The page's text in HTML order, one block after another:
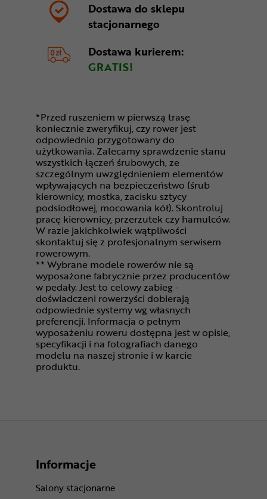
Dostawa do sklepu
stacjonarnego
Dostawa kurierem:
GRATIS!
*Przed ruszeniem w pierwszą trasę
koniecznie zweryfikuj, czy rower jest
odpowiednio przygotowany do
użytkowania. Zalecamy sprawdzenie stanu
wszystkich łączeń śrubowych, ze
szczególnym uwzględnieniem elementów
wpływających na bezpieczeństwo (śrub
kierownicy, mostka, zacisku sztycy
podsiodłowej, mocowania kół). Skontroluj
pracę kierownicy, przerzutek czy hamulców.
W razie jakichkolwiek wątpliwości
skontaktuj się z profesjonalnym serwisem
rowerowym.
** Wybrane modele rowerów nie są
wyposażone fabrycznie przez producentów
w pedały. Jest to celowy zabieg -
doświadczeni rowerzyści dobierają
odpowiednie systemy wg własnych
preferencji. Informacja o pełnym
wyposażeniu roweru dostępna jest w opisie,
specyfikacji i na fotografiach danego
modelu na naszej stronie i w karcie
produktu.
Informacje
Salony stacjonarne